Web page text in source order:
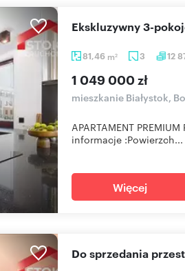
81,46 m2 3 12
Ekskluzywny 3-
1 049 000 zł
mieszkanie Białystok,
APARTAMENT
informacje :Powierzch...
Więcej
Do sprzedania